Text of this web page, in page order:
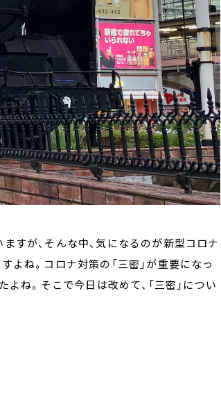
すが、そんな中、気になるのが新型コロナ
ね。コロナ対策の「三密」が重要になっ
よね。そこで今日は改めて、「三密」につい